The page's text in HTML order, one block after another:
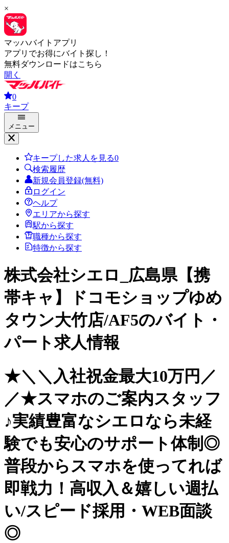
×
マッハバイトアプリ
アプリでお得にバイト探し！
無料ダウンロードはこちら
開く
0
キープ
メニュー
キープした求人を見る0
検索履歴
新規会員登録(無料)
ログイン
ヘルプ
エリアから探す
駅から探す
職種から探す
特徴から探す
株式会社シエロ_広島県【携
帯キャ】ドコモショップゆめ
タウン大竹店/AF5のバイト・
パート求人情報
★＼＼入社祝金最大10万円／
／★スマホのご案内スタッフ
♪実績豊富なシエロなら未経
験でも安心のサポート体制◎
普段からスマホを使ってれば
即戦力！高収入＆嬉しい週払
い/スピード採用・WEB面談
◎